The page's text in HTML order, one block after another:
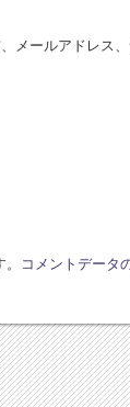
メールアドレス、
コメントデータ